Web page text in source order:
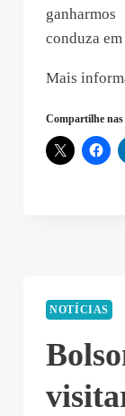
conduza
Mais
Compartilhe nas
NOTÍCIAS